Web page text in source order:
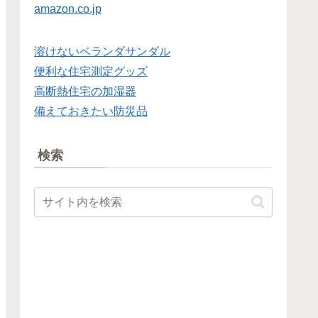
amazon.co.jp
溶けないベランダサンダル
便利な住宅測定グッズ
高断熱住宅の加湿器
備えておきたい防災品
検索